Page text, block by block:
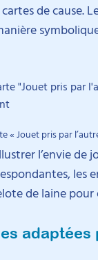
de cause.
« Jouet pris par
l’envie
les
de laine